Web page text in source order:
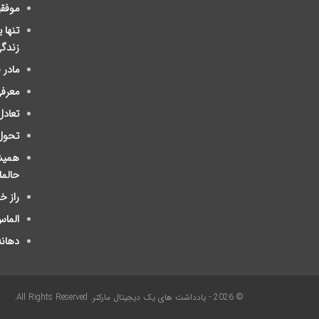
راز
© 2026 - یادداشت های یک دیجیتال مارکتر. All Rights Reserved.